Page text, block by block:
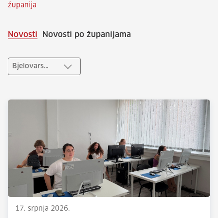
županija
Novosti Novosti po županijama
Bjelovarsko-bilogorska županija
17. srpnja 2026.